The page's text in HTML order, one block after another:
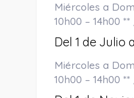
Miércoles a
10h00 – 14h00
Del 1 de Julio
Miércoles a
10h00 – 14h00